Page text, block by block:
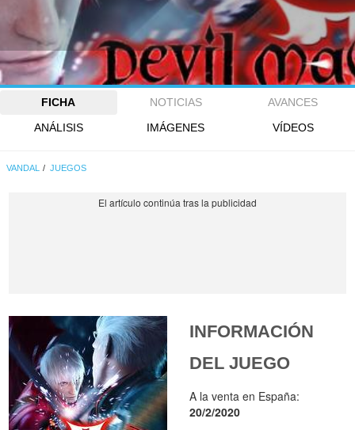
FICHA NOTICIAS
AVANCES
ANÁLISIS
IMÁGENES VÍDEOS
VANDAL JUEGOS
INFORMACIÓN
DEL JUEGO
A la venta en España:
20/2/2020